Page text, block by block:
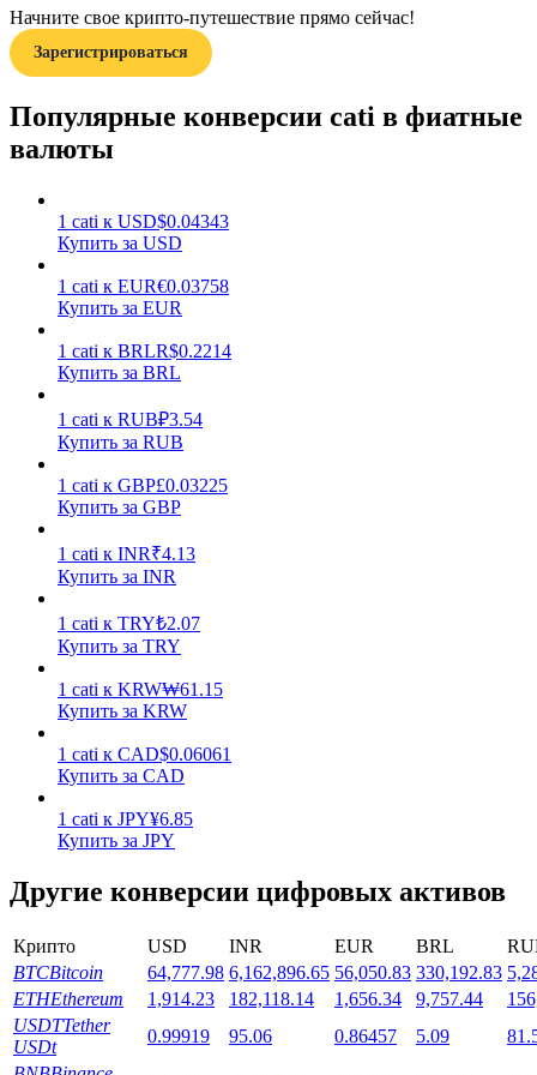
Силовая свинья
Стейкинг
Высокая прибыль и мгновенный доступ
Launchpool
Гибкая ставка для заработка популярных токенов
Начните свое крипто-путешествие прямо сейчас!
Зарегистрироваться
Популярные конверсии cati в фиатные
валюты
1 cati к USD$0.04343
Купить за USD
1 cati к EUR€0.03758
Купить за EUR
1 cati к BRLR$0.2214
Купить за BRL
1 cati к RUB₽3.54
Купить за RUB
1 cati к GBP£0.03225
Купить за GBP
1 cati к INR₹4.13
Купить за INR
1 cati к TRY₺2.07
Купить за TRY
1 cati к KRW₩61.15
Купить за KRW
1 cati к CAD$0.06061
Купить за CAD
1 cati к JPY¥6.85
Купить за JPY
Другие конверсии цифровых активов
Крипто USD INR EUR BRL
BTCBitcoin 64,777.98 6,162,896.65 56,050.83 330,192.83
ETHEthereum 1,914.23 182,118.14 1,656.34 9,757.44
USDTTether
USDt
0.99919 95.06 0.86457 5.09